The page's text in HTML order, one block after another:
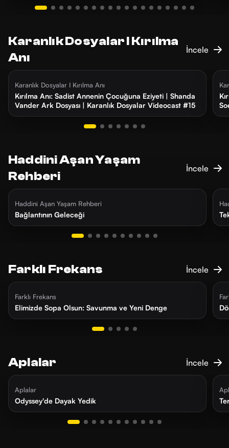
Karanlık Dosyalar I Kırılma
Anı
İncele
22 dk
4 ay önce
Karanlık Dosyalar I Kırılma Anı
Kırılma Anı: Sadist Annenin Çocuğuna Eziyeti | Shanda
Vander Ark Dosyası | Karanlık Dosyalar Videocast #15
Haddini Aşan Yaşam
Rehberi
İncele
39 dk
1 hafta önce
Haddini Aşan Yaşam Rehberi
Bağlantının Geleceği
Farklı Frekans İncele
21 dk
dün
Farklı Frekans
Elimizde Sopa Olsun: Savunma ve Yeni Denge
Aplalar İncele
25 dk
3 gün önce
Aplalar
Odyssey'de Dayak Yedik